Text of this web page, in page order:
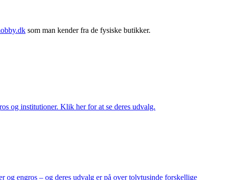
som man kender fra de fysiske butikker.
og institutioner. Klik her for at se deres udvalg.
engros – og deres udvalg er på over tolvtusinde forskellige